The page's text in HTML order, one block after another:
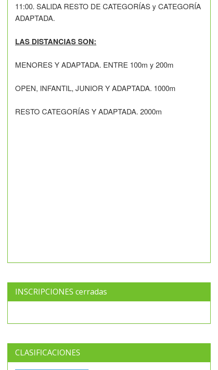
11:00. SALIDA RESTO DE CATEGORÍAS y CATEGORÍA
ADAPTADA.
LAS DISTANCIAS SON:
MENORES Y ADAPTADA. ENTRE 100m y 200m
OPEN, INFANTIL, JUNIOR Y ADAPTADA. 1000m
RESTO CATEGORÍAS Y ADAPTADA. 2000m
INSCRIPCIONES cerradas
CLASIFICACIONES